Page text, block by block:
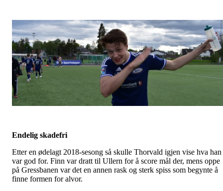
Endelig skadefri
Etter en ødelagt 2018-sesong så skulle Thorvald igjen vise hva han
var god for. Finn var dratt til Ullern for å score mål der, mens oppe
på Gressbanen var det en annen rask og sterk spiss som begynte å
finne formen for alvor.